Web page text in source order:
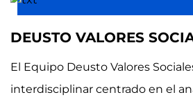
DEUSTO VALORES
El Equipo Deusto Valores
interdisciplinar centrado en el